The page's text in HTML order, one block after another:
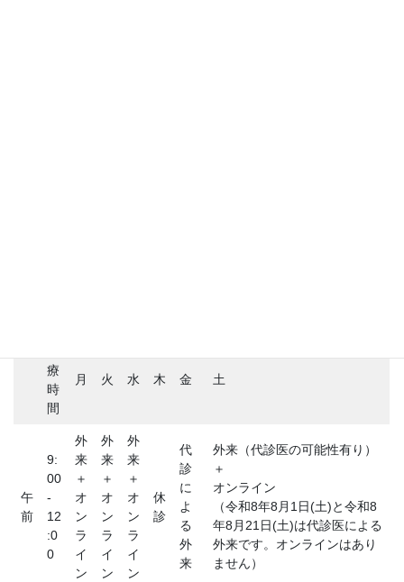
療
時
間
月 火 水 木 金 土
午
前
9:
00
-
12
:0
0
外
来
＋
オ
ン
ラ
イ
ン
外
来
＋
オ
ン
ラ
イ
ン
外
来
＋
オ
ン
ラ
イ
ン
休
診
代
診
に
よ
る
外
来
外来（代診医の可能性有り）
＋
オンライン
（令和8年8月1日(土)と令和8
年8月21日(土)は代診医による
外来です。オンラインはあり
ません）